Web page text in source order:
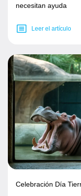
necesitan ayuda
Leer el artículo
Celebración Día